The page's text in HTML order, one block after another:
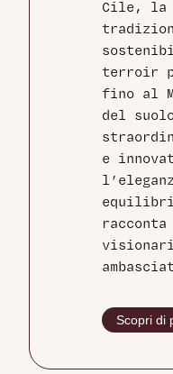
Cile, la
terroir
fino al
del
e
Scopri di